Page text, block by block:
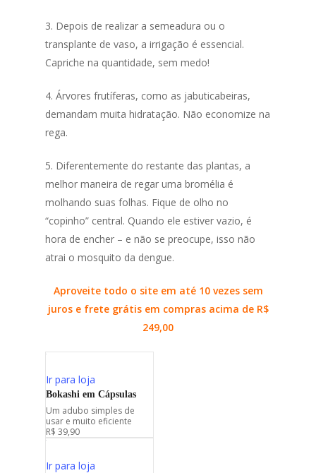
3. Depois de realizar a semeadura ou o
transplante de vaso, a irrigação é essencial.
Capriche na quantidade, sem medo!
4. Árvores frutíferas, como as jabuticabeiras,
demandam muita hidratação. Não economize na
rega.
5. Diferentemente do restante das plantas, a
melhor maneira de regar uma bromélia é
molhando suas folhas. Fique de olho no
“copinho” central. Quando ele estiver vazio, é
hora de encher – e não se preocupe, isso não
atrai o mosquito da dengue.
Aproveite todo o site em até 10 vezes sem
juros e frete grátis em compras acima de R$
249,00
Ir para loja
Bokashi em Cápsulas
Um adubo simples de
usar e muito eficiente
R$ 39,90
Ir para loja